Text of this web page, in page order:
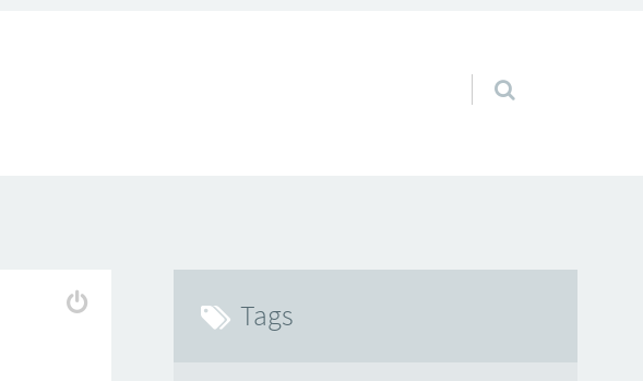
Pular para o conteúdo
Tags